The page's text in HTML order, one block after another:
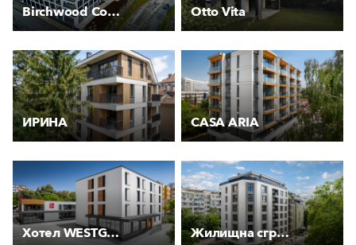
Birchwood Court Otto Vita
ИРИНА CASA ARIA
Хотел WESTGATE Жилищна сграда “Чайка“